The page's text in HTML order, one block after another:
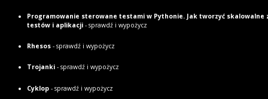
Programowanie sterowane testami w Pythonie. Jak tworzyć skalowalne
testów i aplikacji- sprawdź i wypożycz
Rhesos - sprawdź i wypożycz
Trojanki - sprawdź i wypożycz
Cyklop - sprawdź i wypożycz